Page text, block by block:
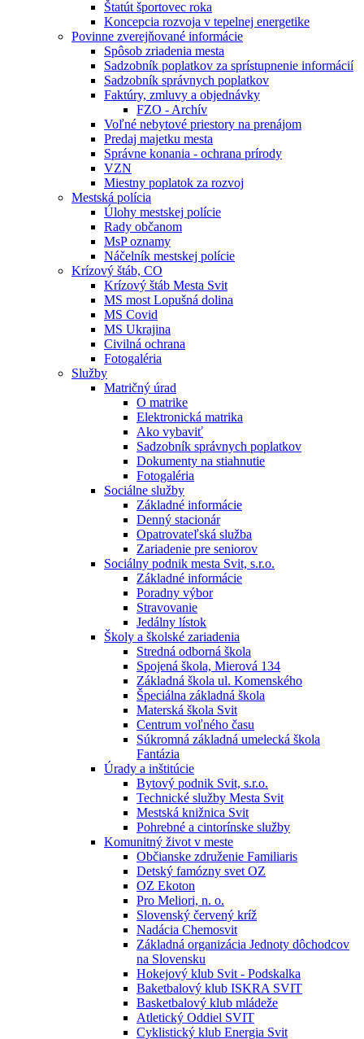
Štatút športovec roka
Koncepcia rozvoja v tepelnej energetike
Povinne zverejňované informácie
Spôsob zriadenia mesta
Sadzobník poplatkov za sprístupnenie informácií
Sadzobník správnych poplatkov
Faktúry, zmluvy a objednávky
FZO - Archív
Voľné nebytové priestory na prenájom
Predaj majetku mesta
Správne konania - ochrana prírody
VZN
Miestny poplatok za rozvoj
Mestská polícia
Úlohy mestskej polície
Rady občanom
MsP oznamy
Náčelník mestskej polície
Krízový štáb, CO
Krízový štáb Mesta Svit
MS most Lopušná dolina
MS Covid
MS Ukrajina
Civilná ochrana
Fotogaléria
Služby
Matričný úrad
O matrike
Elektronická matrika
Ako vybaviť
Sadzobník správnych poplatkov
Dokumenty na stiahnutie
Fotogaléria
Sociálne služby
Základné informácie
Denný stacionár
Opatrovateľská služba
Zariadenie pre seniorov
Sociálny podnik mesta Svit, s.r.o.
Základné informácie
Poradny výbor
Stravovanie
Jedálny lístok
Školy a školské zariadenia
Stredná odborná škola
Spojená škola, Mierová 134
Základná škola ul. Komenského
Špeciálna základná škola
Materská škola Svit
Centrum voľného času
Súkromná základná umelecká škola
Fantázia
Úrady a inštitúcie
Bytový podnik Svit, s.r.o.
Technické služby Mesta Svit
Mestská knižnica Svit
Pohrebné a cintorínske služby
Komunitný život v meste
Občianske združenie Familiaris
Detský famózny svet OZ
OZ Ekoton
Pro Meliori, n. o.
Slovenský červený kríž
Nadácia Chemosvit
Základná organizácia Jednoty dôchodcov
na Slovensku
Hokejový klub Svit - Podskalka
Baketbalový klub ISKRA SVIT
Basketbalový klub mládeže
Atletický Oddiel SVIT
Cyklistický klub Energia Svit